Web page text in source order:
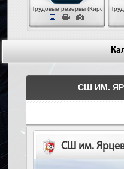
Трудовые резервы (Киров)
СШ ИМ.
СШ им.